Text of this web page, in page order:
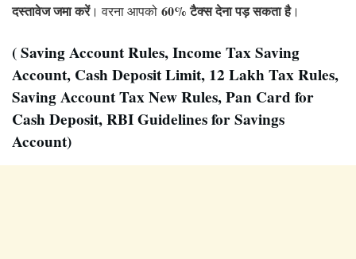
दस्तावेज जमा करें। वरना आपको 60% टैक्स देना पड़ सकता है।
( Saving Account Rules, Income Tax Saving
Account, Cash Deposit Limit, 12 Lakh Tax Rules,
Saving Account Tax New Rules, Pan Card for
Cash Deposit, RBI Guidelines for Savings
Account)